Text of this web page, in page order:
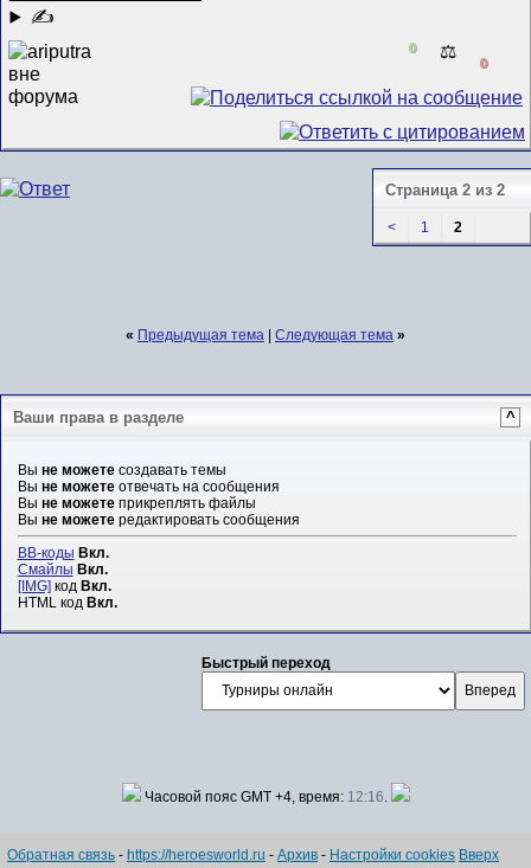
✍
0 ⚖️
0
Страница 2 из 2
< 1 2
« Предыдущая тема Следующая тема »
Ваши права в разделе ^
Вы не можетесоздавать темы
Вы не можетеотвечать на сообщения
Вы не можетеприкреплять файлы
Вы не можетередактировать сообщения
BB-коды Вкл.
Смайлы Вкл.
[IMG]код Вкл.
HTML код Вкл.
Быстрый переход
Часовой пояс GMT +4, время: 12:16.
Обратная связь - https://heroesworld.ru - Архив - Настройки cookies Вверх